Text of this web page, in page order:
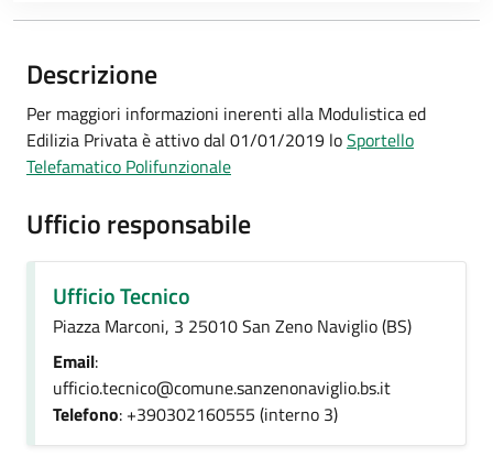
Descrizione
Per maggiori informazioni inerenti alla Modulistica ed
Edilizia Privata è attivo dal 01/01/2019 loSportello
Telefamatico Polifunzionale
Ufficio responsabile
Ufficio Tecnico
Piazza Marconi, 3 25010 San Zeno Naviglio (BS)
Email:
ufficio.tecnico@comune.sanzenonaviglio.bs.it
Telefono: +390302160555 (interno 3)